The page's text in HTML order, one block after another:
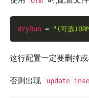
dryRun = "(可选
这行配置一定要删掉
否则出现 update